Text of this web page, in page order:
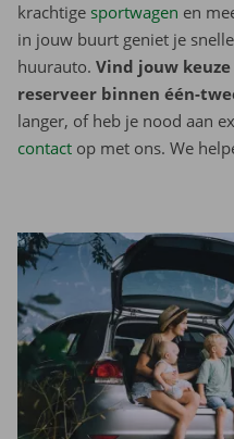
krachtige sportwagen en
in jouw buurt geniet je
huurauto. Vind jouw
reserveer binnen één-
langer, of heb je nood aan
contact op met ons. We